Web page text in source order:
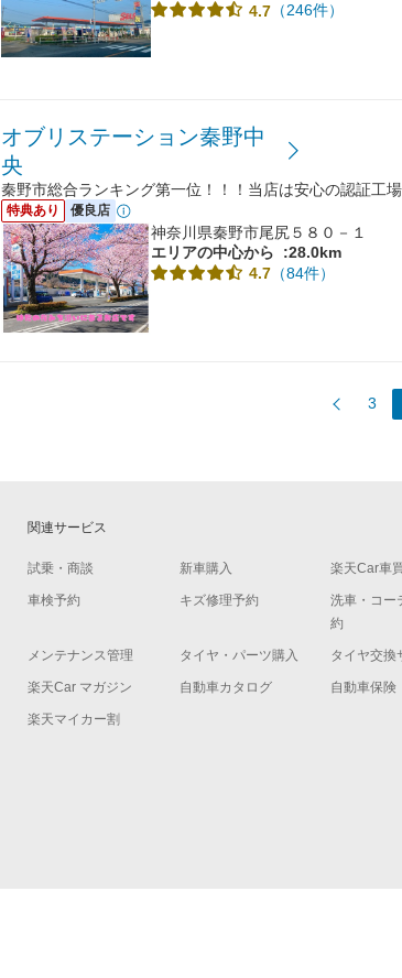
4.7 （246件）
オブリステーション秦野中
央
秦野市総合ランキング第一位！！！当店は安心の認証工
特典あり 優良店
神奈川県秦野市尾尻５８０－１
エリアの中心から
:28.0km
4.7 （84件）
3
関連サービス
試乗・商談 新車購入 楽天Car車
車検予約 キズ修理予約
洗車・コー
約
メンテナンス管理 タイヤ・パーツ購入 タイヤ交換
楽天Car マガジン 自動車カタログ 自動車保険
楽天マイカー割